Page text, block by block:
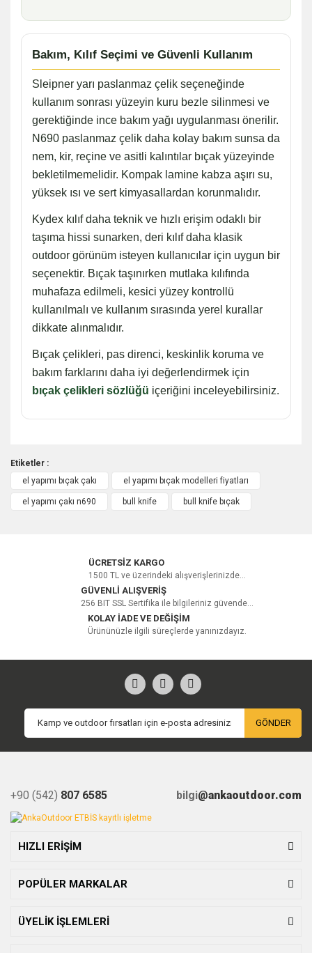
Bakım, Kılıf Seçimi ve Güvenli Kullanım
Sleipner yarı paslanmaz çelik seçeneğinde
kullanım sonrası yüzeyin kuru bezle silinmesi ve
gerektiğinde ince bakım yağı uygulanması önerilir.
N690 paslanmaz çelik daha kolay bakım sunsa da
nem, kir, reçine ve asitli kalıntılar bıçak yüzeyinde
bekletilmemelidir. Kompak lamine kabza aşırı su,
yüksek ısı ve sert kimyasallardan korunmalıdır.
Kydex kılıf daha teknik ve hızlı erişim odaklı bir
taşıma hissi sunarken, deri kılıf daha klasik
outdoor görünüm isteyen kullanıcılar için uygun bir
seçenektir. Bıçak taşınırken mutlaka kılıfında
muhafaza edilmeli, kesici yüzey kontrollü
kullanılmalı ve kullanım sırasında yerel kurallar
dikkate alınmalıdır.
Bıçak çelikleri, pas direnci, keskinlik koruma ve
bakım farklarını daha iyi değerlendirmek için
bıçak çelikleri sözlüğü içeriğini inceleyebilirsiniz.
Bu ürüne ilk yorumu siz yapın!
Etiketler :
el yapımı bıçak çakı
el yapımı bıçak modelleri fiyatları
el yapımı çakı n690 bull knife bull knife bıçak
ÜCRETSİZ KARGO
1500 TL ve üzerindeki alışverişlerinizde...
GÜVENLİ ALIŞVERİŞ
256 BIT SSL Sertifika ile bilgileriniz güvende...
KOLAY İADE VE DEĞİŞİM
Ürününüzle ilgili süreçlerde yanınızdayız.
GÖNDER
+90 (542) 807 6585 bilgi@ankaoutdoor.com
HIZLI ERİŞİM
POPÜLER MARKALAR
ÜYELİK İŞLEMLERİ